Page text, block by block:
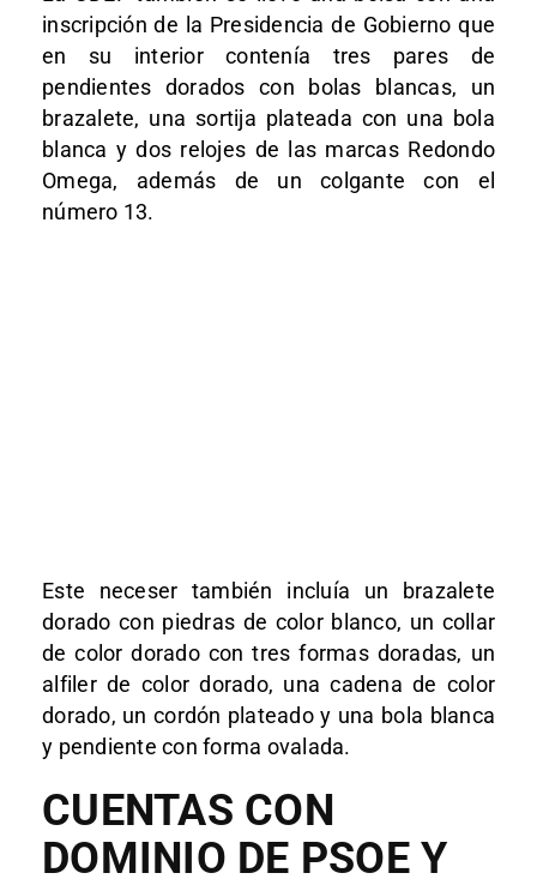
inscripción de la Presidencia de Gobierno que
en su interior contenía tres pares de
pendientes dorados con bolas blancas, un
brazalete, una sortija plateada con una bola
blanca y dos relojes de las marcas Redondo
Omega, además de un colgante con el
número 13.
Este neceser también incluía un brazalete
dorado con piedras de color blanco, un collar
de color dorado con tres formas doradas, un
alfiler de color dorado, una cadena de color
dorado, un cordón plateado y una bola blanca
y pendiente con forma ovalada.
CUENTAS CON
DOMINIO DE PSOE Y